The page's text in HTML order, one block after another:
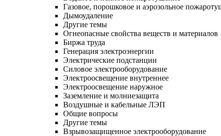
Газовое, порошковое и аэрозольное
Дымоудаление
Другие темы
Огнеопасные свойства веществ и материалов
Биржа труда
Генерация электроэнергии
Электрические подстанции
Силовое электрооборудование
Электроосвещение внутреннее
Электроосвещение наружное
Заземление и молниезащита
Воздушные и кабельные ЛЭП
Общие вопросы
Другие темы
Взрывозащищенное электрооборудование